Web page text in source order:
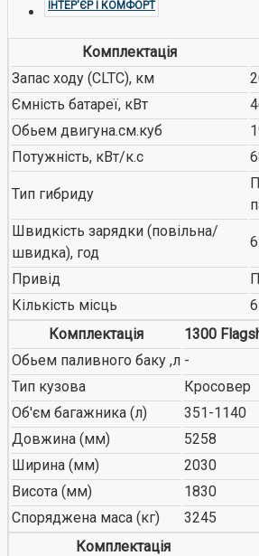
ІНТЕР'ЄР І КОМФОРТ
Комплектація
Запас ходу (CLTC), км
Ємність батареї, кВт
Обьем двигуна.см.куб
Потужність, кВт/к.с
Тип гибриду
Швидкість зарядки (повільна/
швидка), год
Привід
Кількість місць
6
Комплектація
1300
Обьем паливного баку ,л -
Тип кузова
Кросовер
Об'єм багажника (л)
351-1140
Довжина (мм)
5258
Ширина (мм)
2030
Висота (мм)
1830
Споряджена маса (кг)
3245
Комплектація